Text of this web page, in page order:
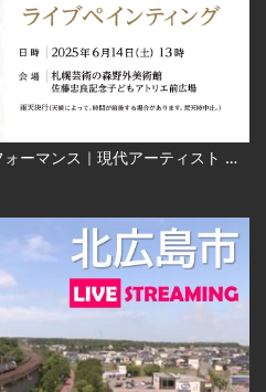
【全編配信】必見！渾身のパフォーマンス｜現代アーティスト 小松美羽 ライブペインティング｜札幌芸術の森開園40周年記念 2025年6月24日（土） Miwa Komatsu | Live Painting‐Sapporo Art Park